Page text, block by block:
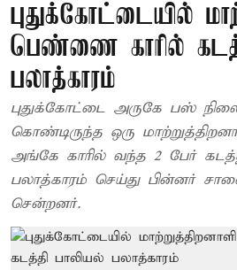
புதுக்கோட்டையில்
பெண்ணை காரில்
பலாத்காரம்
புதுக்கோட்டை அருகே பஸ்
கொண்டிருந்த ஒரு
அங்கே காரில் வந்த 2 பேர்
பலாத்காரம் செய்து பின்னர்
சென்றனர்.